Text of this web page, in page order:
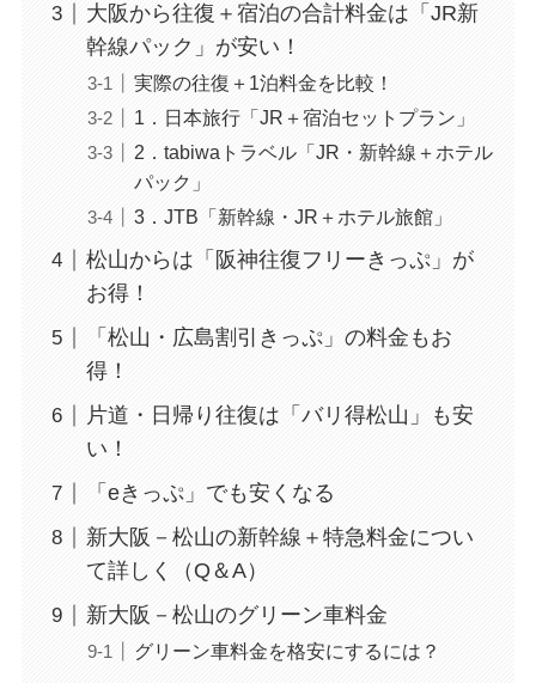
大阪から往復＋宿泊の合計料金は「JR新
幹線パック」が安い！
実際の往復＋1泊料金を比較！
1．日本旅行「JR＋宿泊セットプラン」
2．tabiwaトラベル「JR・新幹線＋ホテル
パック」
3．JTB「新幹線・JR＋ホテル旅館」
松山からは「阪神往復フリーきっぷ」が
お得！
「松山・広島割引きっぷ」の料金もお
得！
片道・日帰り往復は「バリ得松山」も安
い！
「eきっぷ」でも安くなる
新大阪－松山の新幹線＋特急料金につい
て詳しく（Q＆A）
新大阪－松山のグリーン車料金
グリーン車料金を格安にするには？